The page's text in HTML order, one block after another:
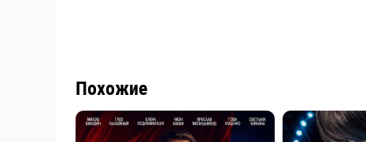
Похожие